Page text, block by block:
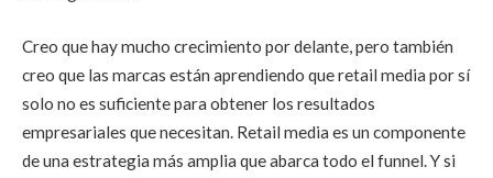
Creo que hay mucho crecimiento por delante, pero también
creo que las marcas están aprendiendo que retail media por sí
solo no es suficiente para obtener los resultados
empresariales que necesitan. Retail media es un componente
de una estrategia más amplia que abarca todo el funnel. Y si